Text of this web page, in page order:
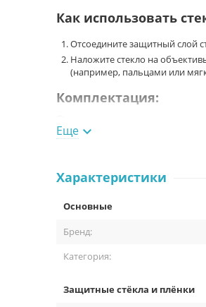
Как использовать
Отсоедините защитный слой
Наложите стекло на
(например, пальцами или
Комплектация:
Микрофибра.
Еще 
Характеристики
Основные
Бренд:
Категория:
Защитные стёкла и плёнки